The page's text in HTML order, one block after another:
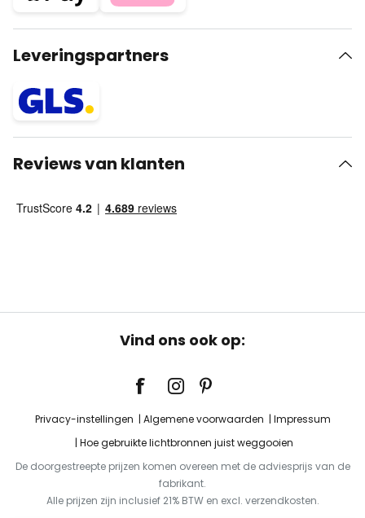
Leveringspartners
Reviews van klanten
Vind ons ook op:
Privacy-instellingen Algemene voorwaarden
Impressum
Hoe gebruikte lichtbronnen juist weggooien
De doorgestreepte prijzen komen overeen met de adviesprijs van de
fabrikant.
Alle prijzen zijn inclusief 21% BTW en excl. verzendkosten.